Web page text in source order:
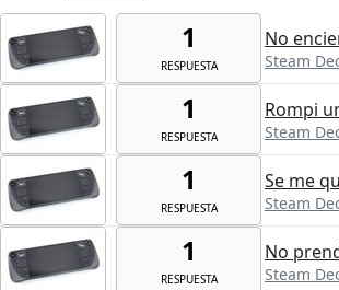
1
RESPUESTA
No
Steam
1
RESPUESTA
Rompi
Steam
1
RESPUESTA
Se me
Steam
1
RESPUESTA
No
Steam